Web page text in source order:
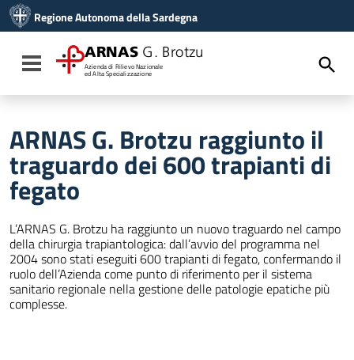
Vai al menu di navigazione
Vai al footer
Regione Autonoma della Sardegna
Toggle navigation
ARNAS G. Brotzu
Azienda di Rilievo Nazionale
ed Alta Specializzazione
ARNAS G. Brotzu raggiunto il
traguardo dei 600 trapianti di
fegato
L’ARNAS G. Brotzu ha raggiunto un nuovo traguardo nel campo
della chirurgia trapiantologica: dall’avvio del programma nel
2004 sono stati eseguiti 600 trapianti di fegato, confermando il
ruolo dell’Azienda come punto di riferimento per il sistema
sanitario regionale nella gestione delle patologie epatiche più
complesse.